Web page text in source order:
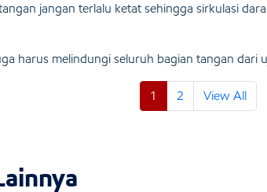
jangan terlalu ketat sehingga sirkulasi
harus melindungi seluruh bagian tangan dari
1 2 View All